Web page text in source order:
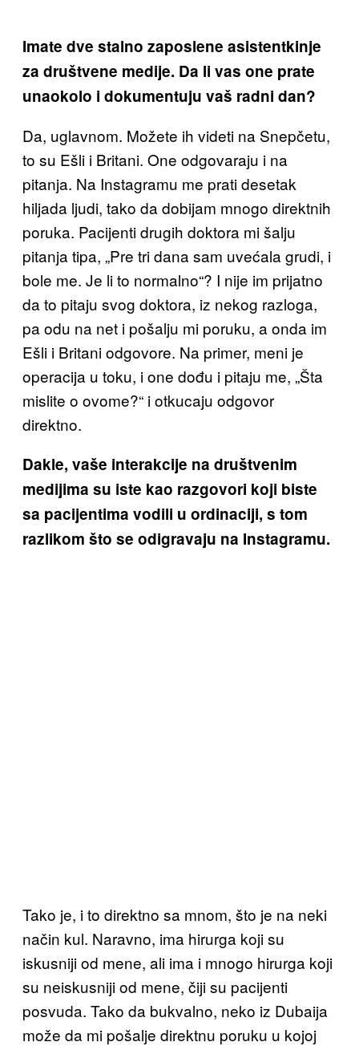
Imate dve stalno zaposlene asistentkinje
za društvene medije. Da li vas one prate
unaokolo i dokumentuju vaš radni dan?
Da, uglavnom. Možete ih videti na Snepčetu,
to su Ešli i Britani. One odgovaraju i na
pitanja. Na Instagramu me prati desetak
hiljada ljudi, tako da dobijam mnogo direktnih
poruka. Pacijenti drugih doktora mi šalju
pitanja tipa, „Pre tri dana sam uvećala grudi, i
bole me. Je li to normalno“? I nije im prijatno
da to pitaju svog doktora, iz nekog razloga,
pa odu na net i pošalju mi poruku, a onda im
Ešli i Britani odgovore. Na primer, meni je
operacija u toku, i one dođu i pitaju me, „Šta
mislite o ovome?“ i otkucaju odgovor
direktno.
Dakle, vaše interakcije na društvenim
medijima su iste kao razgovori koji biste
sa pacijentima vodili u ordinaciji, s tom
razlikom što se odigravaju na Instagramu.
Tako je, i to direktno sa mnom, što je na neki
način kul. Naravno, ima hirurga koji su
iskusniji od mene, ali ima i mnogo hirurga koji
su neiskusniji od mene, čiji su pacijenti
posvuda. Tako da bukvalno, neko iz Dubaija
može da mi pošalje direktnu poruku u kojoj